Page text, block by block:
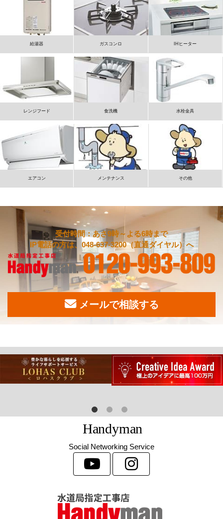
給湯器 ガスコンロ IHヒーター
レンジフード 食洗機 水栓金具
エアコン メンテナンス その他
受付時間：あさ9時～よる6時まで
IP電話の方は、048-637-3200（直通ダイヤル）へ
メールで相談する
Handyman
Social Networking Service